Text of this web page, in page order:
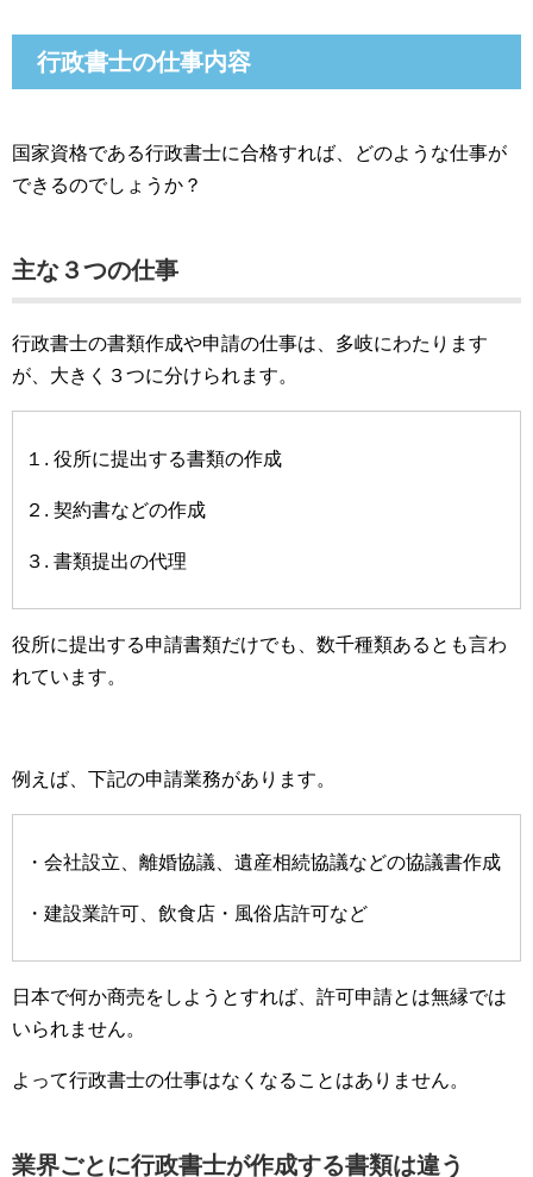
行政書士の仕事内容
国家資格である行政書士に合格すれば、どのような仕事が
できるのでしょうか？
主な３つの仕事
行政書士の書類作成や申請の仕事は、多岐にわたります
が、大きく３つに分けられます。
１. 役所に提出する書類の作成
２. 契約書などの作成
３. 書類提出の代理
役所に提出する申請書類だけでも、数千種類あるとも言わ
れています。
例えば、下記の申請業務があります。
・会社設立、離婚協議、遺産相続協議などの協議書作成
・建設業許可、飲食店・風俗店許可など
日本で何か商売をしようとすれば、許可申請とは無縁では
いられません。
よって行政書士の仕事はなくなることはありません。
業界ごとに行政書士が作成する書類は違う